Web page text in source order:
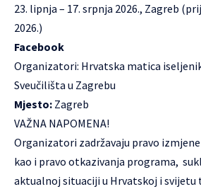
23. lipnja – 17. srpnja 2026., Zagreb
2026.)
Facebook
Organizatori: Hrvatska matica
Sveučilišta u Zagrebu
Mjesto: Zagreb
VAŽNA NAPOMENA!
Organizatori zadržavaju pravo
kao i pravo otkazivanja programa,
aktualnoj situaciji u Hrvatskoj i svijetu